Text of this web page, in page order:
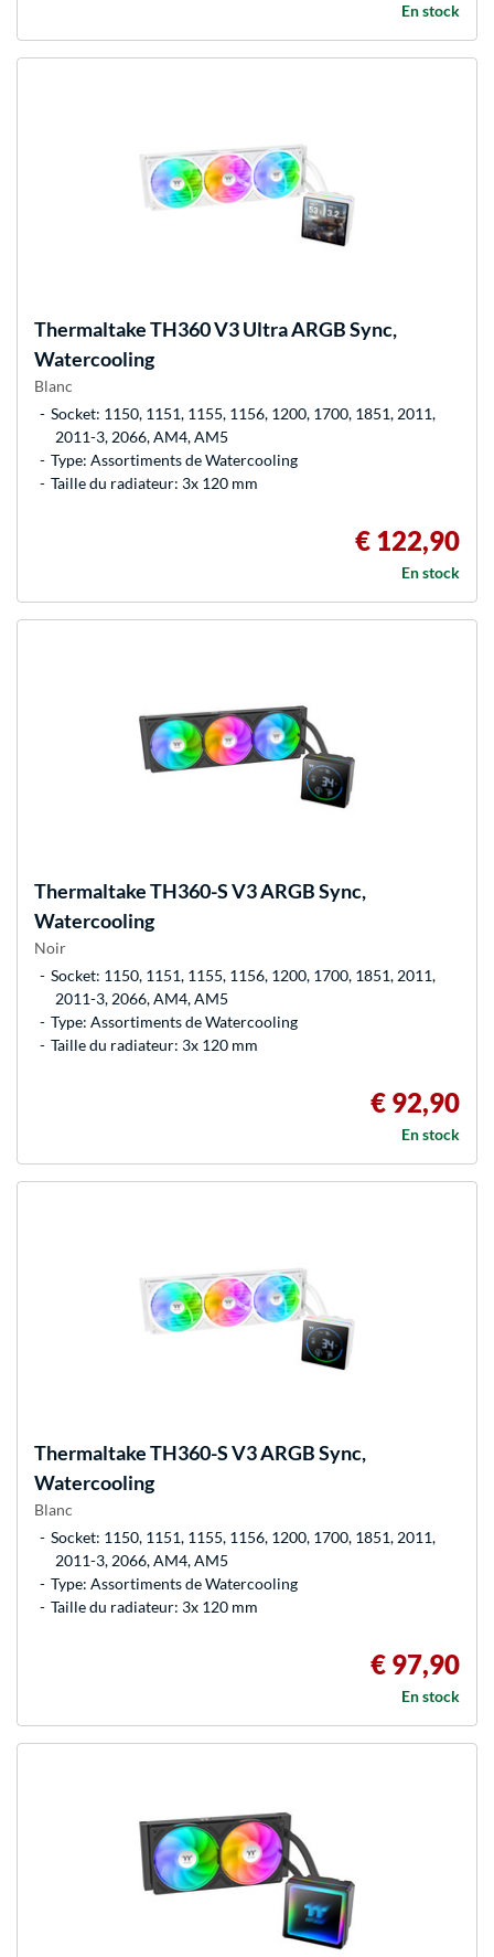
En stock
ThermaltakeTH360 V3 Ultra ARGB Sync,
Watercooling
Blanc
Socket: 1150, 1151, 1155, 1156, 1200, 1700, 1851, 2011,
2011-3, 2066, AM4, AM5
Type: Assortiments de Watercooling
Taille du radiateur: 3x 120 mm
€ 122,90
En stock
ThermaltakeTH360-S V3 ARGB Sync,
Watercooling
Noir
Socket: 1150, 1151, 1155, 1156, 1200, 1700, 1851, 2011,
2011-3, 2066, AM4, AM5
Type: Assortiments de Watercooling
Taille du radiateur: 3x 120 mm
€ 92,90
En stock
ThermaltakeTH360-S V3 ARGB Sync,
Watercooling
Blanc
Socket: 1150, 1151, 1155, 1156, 1200, 1700, 1851, 2011,
2011-3, 2066, AM4, AM5
Type: Assortiments de Watercooling
Taille du radiateur: 3x 120 mm
€ 97,90
En stock